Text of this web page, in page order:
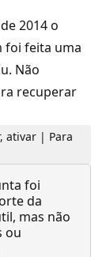
2014 o
foi feita uma
Não
recuperar
ativar | Para
foi
da
mas não
ou